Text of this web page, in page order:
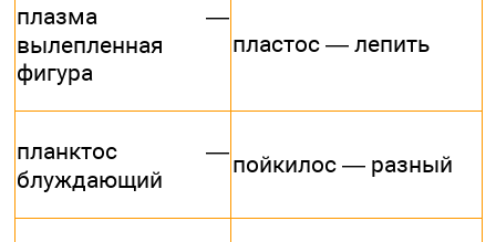
плазма —
вылепленная
фигура
пластос — лепить
планктос —
блуждающий
пойкилос — разный